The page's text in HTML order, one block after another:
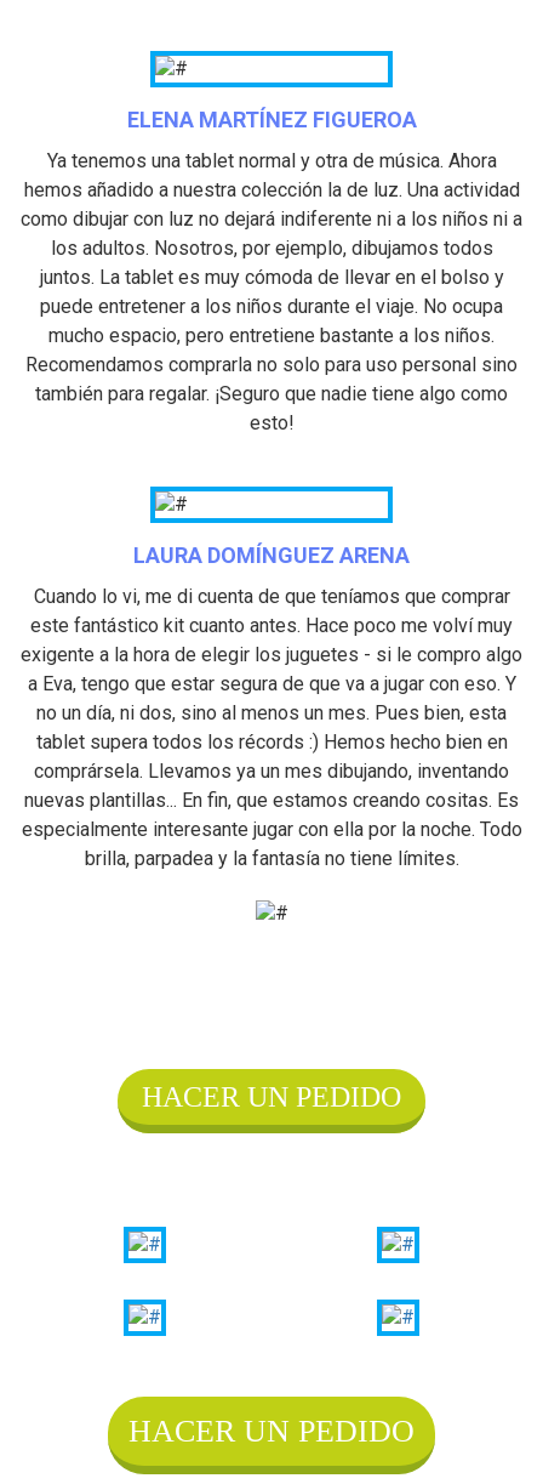
ELENA MARTÍNEZ FIGUEROA
Ya tenemos una tablet normal y otra de música. Ahora
hemos añadido a nuestra colección la de luz. Una actividad
como dibujar con luz no dejará indiferente ni a los niños ni a
los adultos. Nosotros, por ejemplo, dibujamos todos
juntos. La tablet es muy cómoda de llevar en el bolso y
puede entretener a los niños durante el viaje. No ocupa
mucho espacio, pero entretiene bastante a los niños.
Recomendamos comprarla no solo para uso personal sino
también para regalar. ¡Seguro que nadie tiene algo como
esto!
LAURA DOMÍNGUEZ ARENA
Cuando lo vi, me di cuenta de que teníamos que comprar
este fantástico kit cuanto antes. Hace poco me volví muy
exigente a la hora de elegir los juguetes - si le compro algo
a Eva, tengo que estar segura de que va a jugar con eso. Y
no un día, ni dos, sino al menos un mes. Pues bien, esta
tablet supera todos los récords :) Hemos hecho bien en
comprársela. Llevamos ya un mes dibujando, inventando
nuevas plantillas... En fin, que estamos creando cositas. Es
especialmente interesante jugar con ella por la noche. Todo
brilla, parpadea y la fantasía no tiene límites.
HACER UN PEDIDO
HACER UN PEDIDO